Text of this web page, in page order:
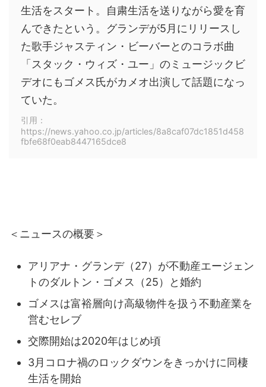
生活をスタート。自粛生活を送りながら愛を育
んできたという。グランデが5月にリリースし
た歌手ジャスティン・ビーバーとのコラボ曲
「スタック・ウィズ・ユー」のミュージックビ
デオにもゴメス氏がカメオ出演して話題になっ
ていた。
引用：
https://news.yahoo.co.jp/articles/8a8caf07dc1851d458
fbfe68f0eab8447165dce8
＜ニュースの概要＞
アリアナ・グランデ（27）が不動産エージェン
トのダルトン・ゴメス（25）と婚約
ゴメスは富裕層向け高級物件を扱う不動産業を
営むセレブ
交際開始は2020年はじめ頃
3月コロナ禍のロックダウンをきっかけに同棲
生活を開始